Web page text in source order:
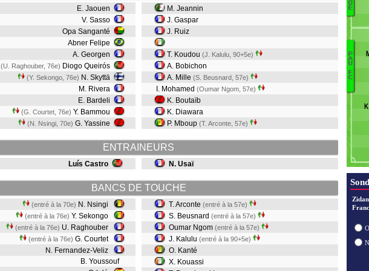
E. Jaouen
V. Sasso
Opa Sanganté
Abner Felipe
A. Georgen
(U. Raghouber, 76e) Diogo Queirós
(Y. Sekongo, 76e) N. Skyttä
M. Rivera
E. Bardeli
(G. Courtet, 76e) Y. Bammou
(N. Nsingi, 70e) G. Yassine
M. Jeannin
J. Gaspar
J. Ruiz
T. Koudou (J. Kalulu, 90+5e)
A. Bobichon
A. Mille (S. Beusnard, 57e)
I. Mohamed (Oumar Ngom, 57e)
K. Boutaïb
K. Diawara
P. Mboup (T. Arconte, 57e)
ENTRAINEURS
Luís Castro N. Usaï
BANCS DE TOUCHE
(entré à la 70e) N. Nsingi
(entré à la 76e) Y. Sekongo
(entré à la 76e) U. Raghouber
(entré à la 76e) G. Courtet
N. Fernandez-Veliz
B. Youssouf
T. Arconte (entré à la 57e)
S. Beusnard (entré à la 57e)
Oumar Ngom (entré à la 57e)
J. Kalulu (entré à la 90+5e)
O. Kanté
X. Kouassi
U
E
P
A
U
F
C